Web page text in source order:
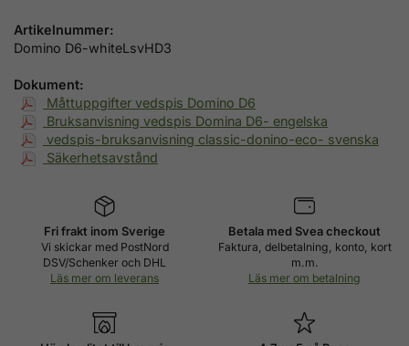
Artikelnummer:
Domino D6-whiteLsvHD3
Dokument:
Måttuppgifter vedspis Domino D6
Bruksanvisning vedspis Domina D6- engelska
vedspis-bruksanvisning classic-donino-eco- svenska
Säkerhetsavstånd
Fri frakt inom Sverige
Vi skickar med PostNord
DSV/Schenker och DHL
Läs mer om leverans
Betala med Svea checkout
Faktura, delbetalning, konto, kort
m.m.
Läs mer om betalning